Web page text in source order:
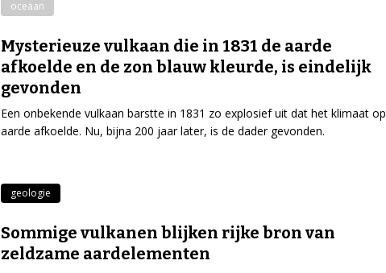
oceaan
Mysterieuze vulkaan die in 1831 de aarde
afkoelde en de zon blauw kleurde, is eindelijk
gevonden
Een onbekende vulkaan barstte in 1831 zo explosief uit dat het klimaat op
aarde afkoelde. Nu, bijna 200 jaar later, is de dader gevonden.
geologie
Sommige vulkanen blijken rijke bron van
zeldzame aardelementen